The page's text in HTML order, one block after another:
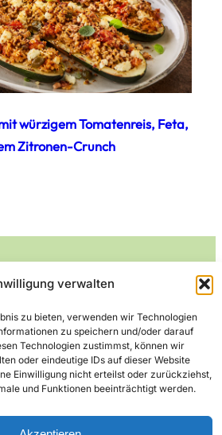
verwalten
zu bieten, verwenden wir Technologien
zu speichern und/oder darauf
Technologien zustimmst, können wir
oder eindeutige IDs auf dieser Website
Einwilligung nicht erteilst oder zurückziehst,
und Funktionen beeinträchtigt werden.
würzigem Tomatenreis, Feta,
Zitronen-Crunch
Leckerlife
essen – gesund leben.
Kontakt